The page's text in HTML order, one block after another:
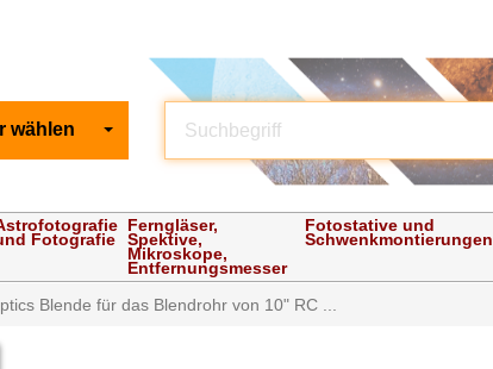
wählen
Fotografie
Ferngläser,
Spektive,
Mikroskope,
Entfernungsmesser
Fotostative und
Schwenkmontierungen
Blende für das Blendrohr von 10" RC ...